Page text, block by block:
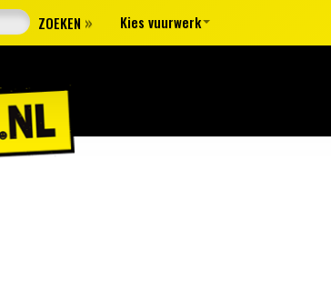
ZOEKEN » Kies vuurwerk